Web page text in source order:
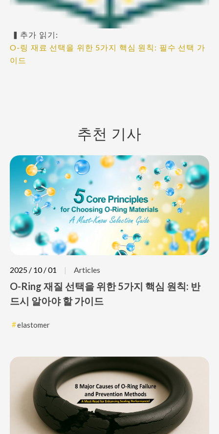
▍추가 읽기:
O-링 재료 선택을 위한 5가지 핵심 원칙: 필수 선택 가
이드
추천 기사
2025 / 10 / 01 Articles
O-Ring 재질 선택을 위한 5가지 핵심 원칙: 반
드시 알아야 할 가이드
elastomer